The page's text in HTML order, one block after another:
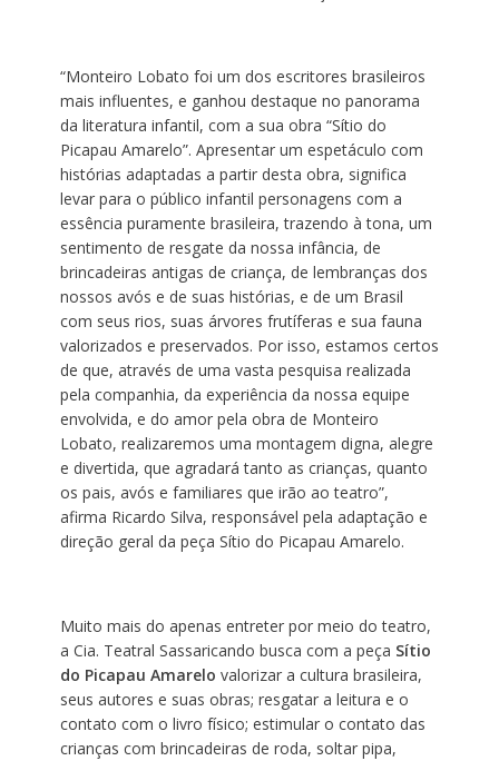
“Monteiro Lobato foi um dos escritores brasileiros
mais influentes, e ganhou destaque no panorama
da literatura infantil, com a sua obra “Sítio do
Picapau Amarelo”. Apresentar um espetáculo com
histórias adaptadas a partir desta obra, significa
levar para o público infantil personagens com a
essência puramente brasileira, trazendo à tona, um
sentimento de resgate da nossa infância, de
brincadeiras antigas de criança, de lembranças dos
nossos avós e de suas histórias, e de um Brasil
com seus rios, suas árvores frutíferas e sua fauna
valorizados e preservados. Por isso, estamos certos
de que, através de uma vasta pesquisa realizada
pela companhia, da experiência da nossa equipe
envolvida, e do amor pela obra de Monteiro
Lobato, realizaremos uma montagem digna, alegre
e divertida, que agradará tanto as crianças, quanto
os pais, avós e familiares que irão ao teatro”,
afirma Ricardo Silva, responsável pela adaptação e
direção geral da peça Sítio do Picapau Amarelo.
Muito mais do apenas entreter por meio do teatro,
a Cia. Teatral Sassaricando busca com a peça Sítio
do Picapau Amarelo valorizar a cultura brasileira,
seus autores e suas obras; resgatar a leitura e o
contato com o livro físico; estimular o contato das
crianças com brincadeiras de roda, soltar pipa,